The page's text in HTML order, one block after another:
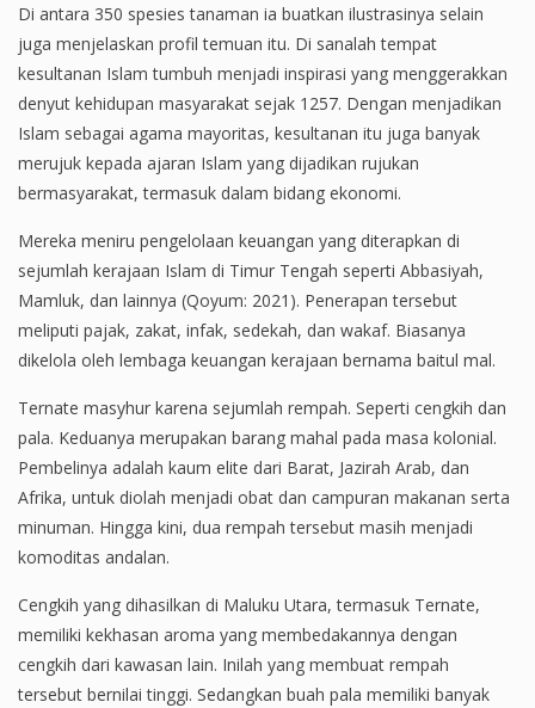
Di antara 350 spesies tanaman ia buatkan ilustrasinya selain
juga menjelaskan profil temuan itu. Di sanalah tempat
kesultanan Islam tumbuh menjadi inspirasi yang menggerakkan
denyut kehidupan masyarakat sejak 1257. Dengan menjadikan
Islam sebagai agama mayoritas, kesultanan itu juga banyak
merujuk kepada ajaran Islam yang dijadikan rujukan
bermasyarakat, termasuk dalam bidang ekonomi.
Mereka meniru pengelolaan keuangan yang diterapkan di
sejumlah kerajaan Islam di Timur Tengah seperti Abbasiyah,
Mamluk, dan lainnya (Qoyum: 2021). Penerapan tersebut
meliputi pajak, zakat, infak, sedekah, dan wakaf. Biasanya
dikelola oleh lembaga keuangan kerajaan bernama baitul mal.
Ternate masyhur karena sejumlah rempah. Seperti cengkih dan
pala. Keduanya merupakan barang mahal pada masa kolonial.
Pembelinya adalah kaum elite dari Barat, Jazirah Arab, dan
Afrika, untuk diolah menjadi obat dan campuran makanan serta
minuman. Hingga kini, dua rempah tersebut masih menjadi
komoditas andalan.
Cengkih yang dihasilkan di Maluku Utara, termasuk Ternate,
memiliki kekhasan aroma yang membedakannya dengan
cengkih dari kawasan lain. Inilah yang membuat rempah
tersebut bernilai tinggi. Sedangkan buah pala memiliki banyak